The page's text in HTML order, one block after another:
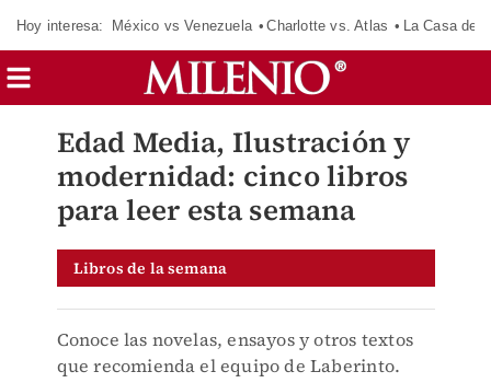
Hoy interesa: México vs Venezuela Charlotte vs. Atlas La Casa de
Edad Media, Ilustración y
modernidad: cinco libros
para leer esta semana
Libros de la semana
Conoce las novelas, ensayos y otros textos
que recomienda el equipo de Laberinto.